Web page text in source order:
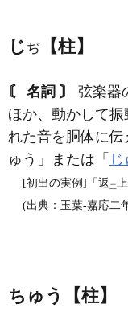
じ ぢ 【柱】
〘 名詞 〙
弦楽器
ほか、動かして
れた音を胴体に
ゅう」または「 じ
[初出の実例]「返 二
(出典：玉葉‐嘉応二
ちゅう【柱】